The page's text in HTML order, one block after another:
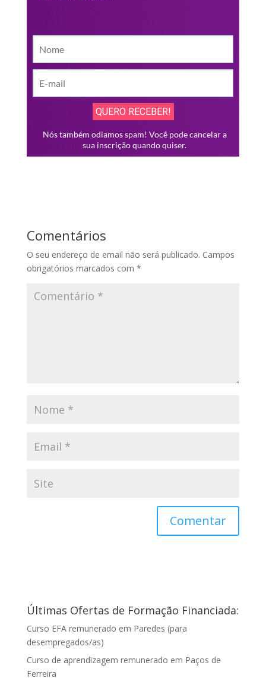
Comentários
O seu endereço de email não será publicado. Campos
obrigatórios marcados com *
Últimas Ofertas de Formação Financiada:
Curso EFA remunerado em Paredes (para
desempregados/as)
Curso de aprendizagem remunerado em Paços de
Ferreira